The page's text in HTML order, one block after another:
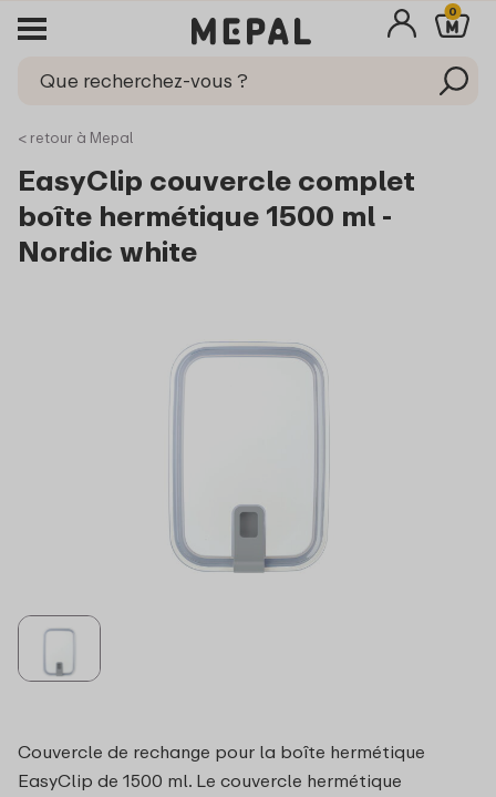
0
< retour à Mepal
EasyClip couvercle complet
boîte hermétique 1500 ml -
Nordic white
Couvercle de rechange pour la boîte hermétique
EasyClip de 1500 ml. Le couvercle hermétique